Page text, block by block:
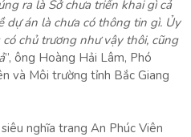
ra là Sở chưa triển khai gì cả
dự án là chưa có thông tin gì. Ủy
chủ trương như vậy thôi, cũng
”, ông Hoàng Hải Lâm, Phó
và Môi trường tỉnh Bắc Giang
nghĩa trang An Phúc Viên